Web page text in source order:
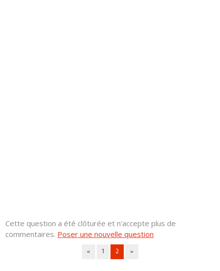
Cette question a été clôturée et n'accepte plus de
commentaires. Poser une nouvelle question
« 1 2 »